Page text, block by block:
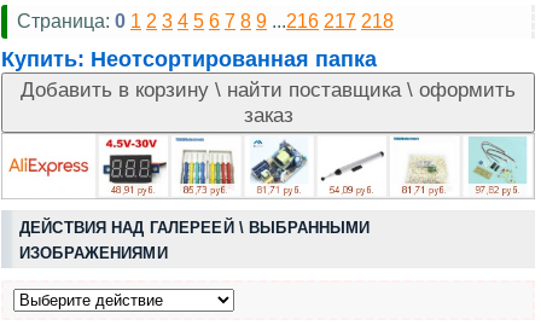
Страница: 0 1 2 3 4 5 6 7 8 9 ...216 217 218
Купить: Неотсортированная папка
ДЕЙСТВИЯ НАД ГАЛЕРЕЕЙ \ ВЫБРАННЫМИ
ИЗОБРАЖЕНИЯМИ